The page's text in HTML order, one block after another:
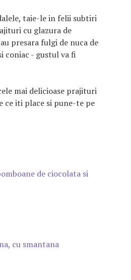
taie-le in felii subtiri
cu glazura de
presara fulgi de nuca de
coniac - gustul va fi
mai delicioase prajituri
ce iti place si pune-te pe
de ciocolata si
cu smantana